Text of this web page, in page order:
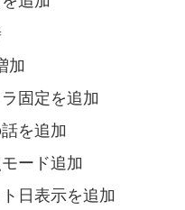
加
固定を追加
を追加
ード追加
日表示を追加